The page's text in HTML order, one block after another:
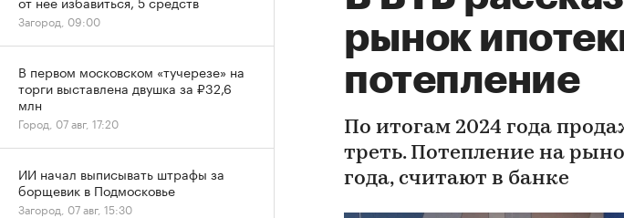
рынок
потепление
По итогам 2024 года
треть. Потепление на
года, считают в банке
Загород, 09:00
В первом московском «тучерезе» на
торги выставлена двушка за ₽32,6
млн
Город, 07 авг, 17:20
ИИ начал выписывать штрафы за
борщевик в Подмосковье
Загород, 07 авг, 15:30